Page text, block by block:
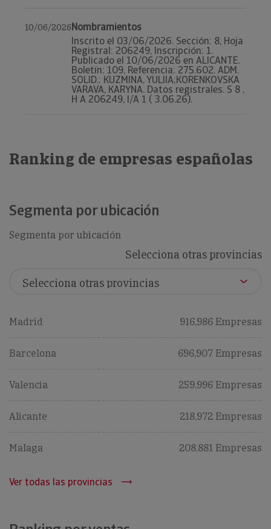
10/06/2026Nombramientos
Inscrito el 03/06/2026. Sección: 8, Hoja
Registral: 206249, Inscripción: 1.
Publicado el 10/06/2026 en ALICANTE.
Boletín: 109, Referencia: 275.602. ADM.
SOLID.: KUZMINA, YULIIA;KORENKOVSKA
VARAVA, KARYNA. Datos registrales. S 8 ,
H A 206249, I/A 1 ( 3.06.26).
Ranking de empresas españolas
Segmenta por ubicación
Segmenta por ubicación
Selecciona otras provincias
Madrid 916,986 Empresas
Barcelona 696,907 Empresas
Valencia 259,996 Empresas
Alicante 218,972 Empresas
Malaga 208,881 Empresas
Ver todas las provincias